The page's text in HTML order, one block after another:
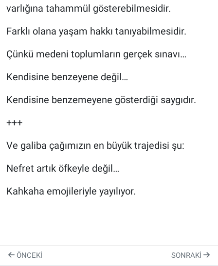
varlığına tahammül gösterebilmesidir.
Farklı olana yaşam hakkı tanıyabilmesidir.
Çünkü medeni toplumların gerçek sınavı…
Kendisine benzeyene değil…
Kendisine benzemeyene gösterdiği saygıdır.
+++
Ve galiba çağımızın en büyük trajedisi şu:
Nefret artık öfkeyle değil…
Kahkaha emojileriyle yayılıyor.
ÖNCEKI SONRAKI